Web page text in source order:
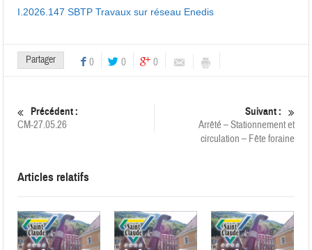
I.2026.147 SBTP Travaux sur réseau Enedis
Partager 0 0 0
Précédent :
CM-27.05.26
Suivant :
Arrêté – Stationnement et
circulation – Fête foraine
Articles relatifs